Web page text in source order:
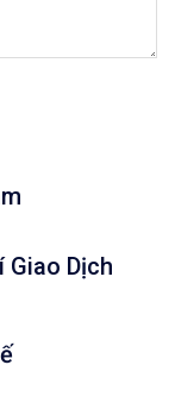
Giao Dịch